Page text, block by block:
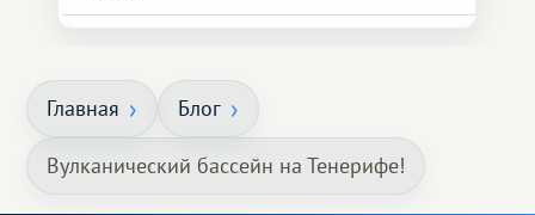
Главная Блог
Вулканический бассейн на Тенерифе!